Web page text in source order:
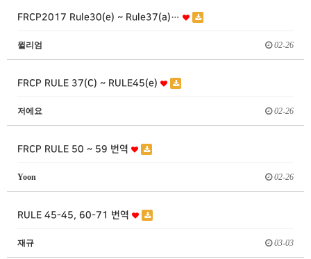
FRCP2017 Rule30(e) ~ Rule37(a)…
윌리엄 02-26
FRCP RULE 37(C) ~ RULE45(e)
저에요 02-26
FRCP RULE 50 ~ 59 번역
Yoon 02-26
RULE 45-45, 60-71 번역
재규 03-03